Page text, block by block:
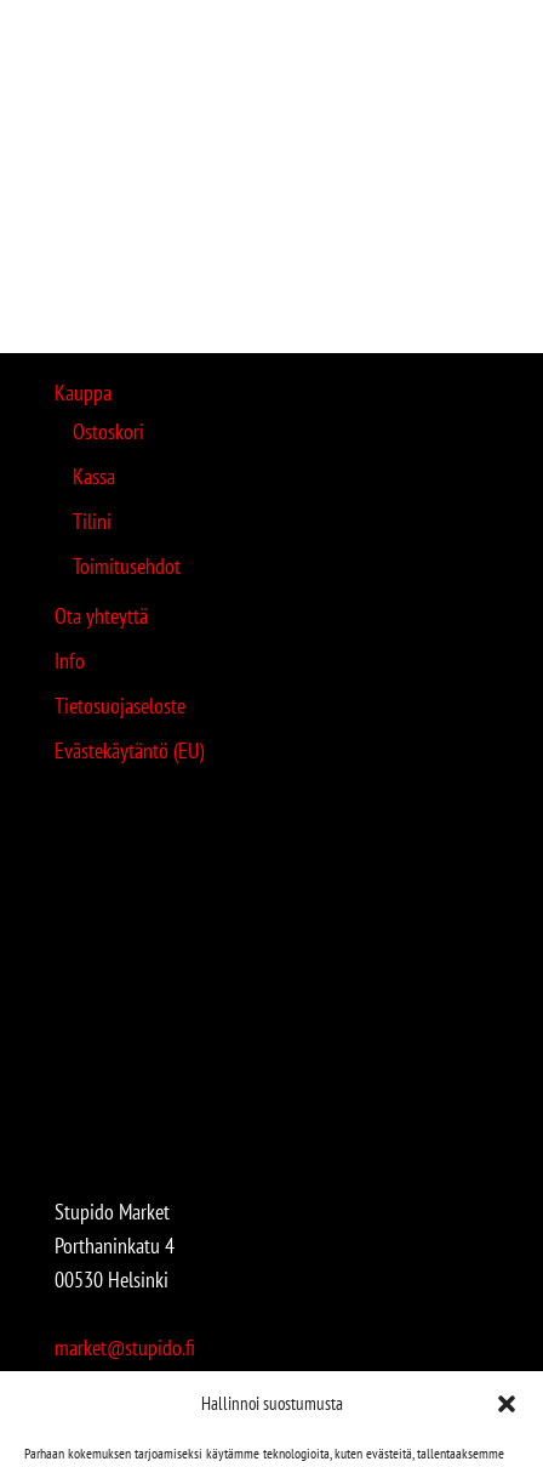
Hallinnoi suostumusta
Parhaan kokemuksen tarjoamiseksi käytämme teknologioita, kuten evästeitä, tallentaaksemme
Kauppa
Ostoskori
Kassa
Tilini
Toimitusehdot
Ota yhteyttä
Info
Tietosuojaseloste
Evästekäytäntö (EU)
Stupido Market
Porthaninkatu 4
00530 Helsinki
market@stupido.fi
Avoinna: